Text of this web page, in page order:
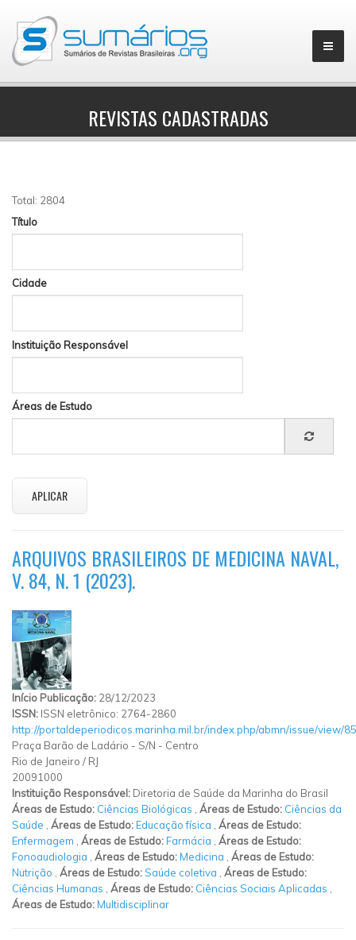
▼
REVISTAS CADASTRADAS
Total: 2804
Título
Cidade
Instituição Responsável
Áreas de Estudo
ARQUIVOS BRASILEIROS DE MEDICINA NAVAL,
V. 84, N. 1 (2023).
Início Publicação: 28/12/2023
ISSN: ISSN eletrônico: 2764-2860
http://portaldeperiodicos.marinha.mil.br/index.php/abmn/issue/view/
Praça Barão de Ladário - S/N - Centro
Rio de Janeiro / RJ
20091000
Instituição Responsável: Diretoria de Saúde da Marinha do Brasil
Áreas de Estudo: Ciências Biológicas Áreas de Estudo: Ciências da
Saúde
Áreas de Estudo:Educação física
Áreas de Estudo:
Enfermagem
Áreas de Estudo:Farmácia
Áreas de Estudo:
Fonoaudiologia
Áreas de Estudo:Medicina
Áreas de Estudo:
Nutrição
Áreas de Estudo:Saúde coletiva
Áreas de Estudo:
Ciências Humanas
Áreas de Estudo: Ciências Sociais Aplicadas
Áreas de Estudo:Multidisciplinar